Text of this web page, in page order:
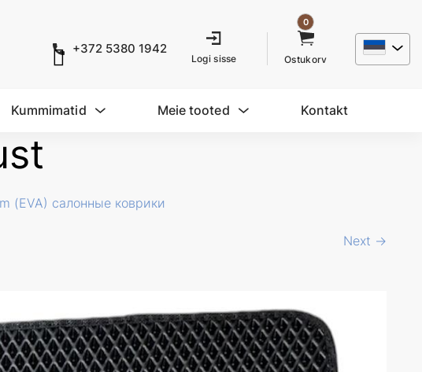
+372 5380 1942
Logi sisse
0
Ostukorv
Kummimatid Meie tooted Kontakt
(EVA) салонные коврики
Next →